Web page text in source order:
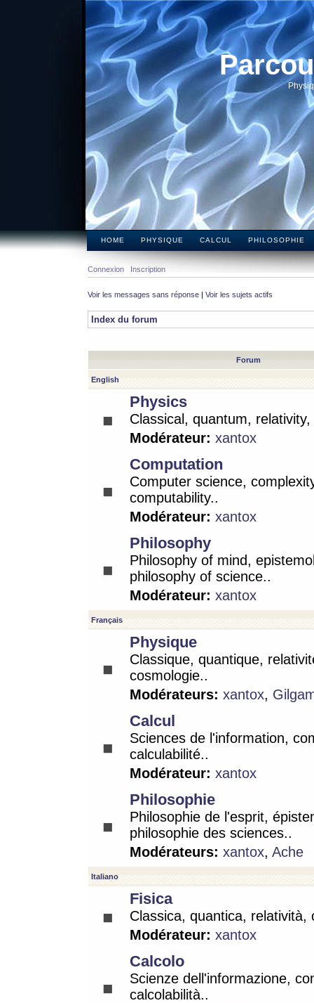
HOME PHYSIQUE CALCUL PHILOSOPHIE
Connexion Inscription
Voir les messages sans réponse | Voir les sujets actifs
Index du forum
Forum
English
Physics
Classical, quantum,
Modérateur: xantox
Computation
Computer science,
computability..
Modérateur: xantox
Philosophy
Philosophy of mind,
philosophy of science..
Modérateur: xantox
Français
Physique
Classique, quantique,
cosmologie..
Modérateurs: xantox,
Calcul
Sciences de l'information,
calculabilité..
Modérateur: xantox
Philosophie
Philosophie de l'esprit,
philosophie des sciences..
Modérateurs: xantox, Ache
Italiano
Fisica
Classica, quantica, relatività,
Modérateur: xantox
Calcolo
Scienze dell'informazione,
calcolabilità..